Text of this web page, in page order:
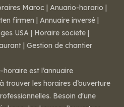
Maroc | Anuario-horario |
firmen | Annuaire inversé |
USA | Horaire societe |
| Gestion de chantier
est l’annuaire
trouver les horaires d’ouverture
Besoin d'une